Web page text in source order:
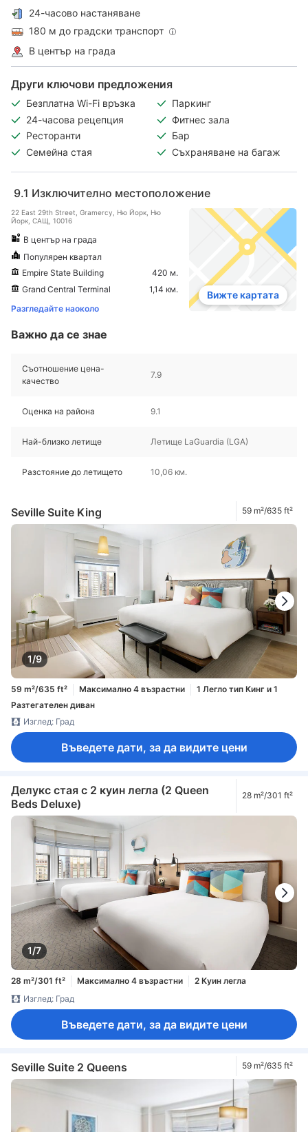
24-часово настаняване
180 м до градски транспорт
В център на града
Други ключови предложения
Безплатна Wi-Fi връзка
Паркинг
24-часова рецепция
Фитнес зала
Ресторанти
Бар
Семейна стая
Съхраняване на багаж
9.1 Изключително местоположение
22 East 29th Street, Gramercy, Ню Йорк, Ню
Йорк, САЩ, 10016
В център на града
Популярен квартал
Empire State Building
420 м.
Grand Central Terminal
1,14 км.
Разгледайте наоколо
Вижте картата
Важно да се знае
Съотношение цена-
качество
7.9
Оценка на района 9.1
Най-близко летище Летище LaGuardia (LGA)
Разстояние до летището 10,06 км.
Seville Suite King 59 m²/635 ft²
1/9
59 m²/635 ft² Максимално 4 възрастни
1 Легло тип Кинг и 1
Разтегателен диван
Изглед: Град
Въведете дати, за да видите цени
Делукс стая с 2 куин легла (2 Queen
Beds Deluxe)
28 m²/301 ft²
1/7
28 m²/301 ft² Максимално 4 възрастни
2 Куин легла
Изглед: Град
Въведете дати, за да видите цени
Seville Suite 2 Queens 59 m²/635 ft²